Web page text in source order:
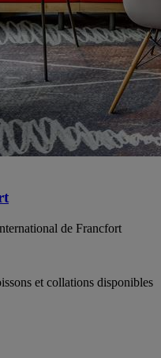
de Francfort
et collations disponibles